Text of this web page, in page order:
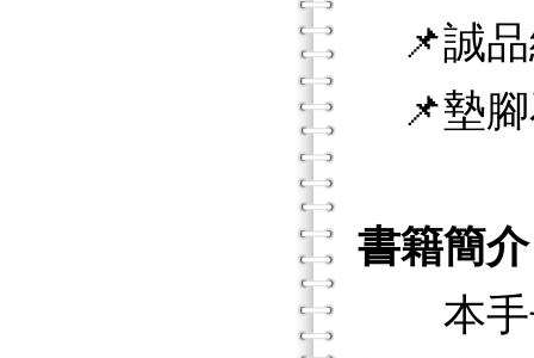
📌誠品
📌墊腳
書籍簡介
本手冊